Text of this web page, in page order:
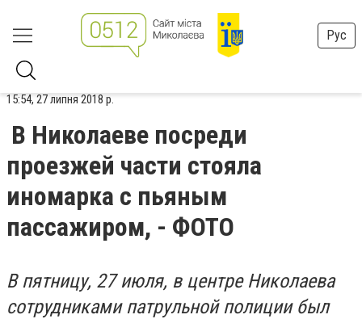
Рус
15:54, 27 липня 2018 р.
В Николаеве посреди
проезжей части стояла
иномарка с пьяным
пассажиром, - ФОТО
В пятницу, 27 июля, в центре Николаева
сотрудниками патрульной полиции был